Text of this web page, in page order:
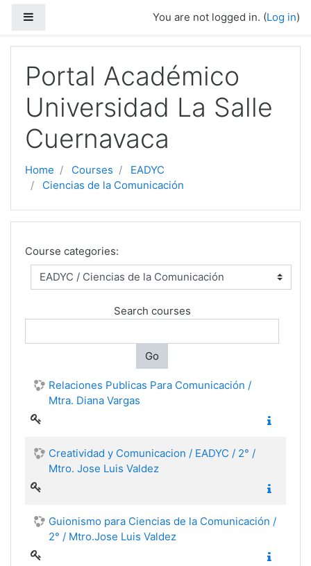
You are not logged in. (Log in)
Portal Académico
Universidad La Salle
Cuernavaca
Home Courses
EADYC
Ciencias de la Comunicación
Course categories:
Search courses
Go
Relaciones Publicas Para Comunicación /
Mtra. Diana Vargas
Creatividad y Comunicacion / EADYC / 2° /
Mtro. Jose Luis Valdez
Guionismo para Ciencias de la Comunicación /
2° / Mtro.Jose Luis Valdez